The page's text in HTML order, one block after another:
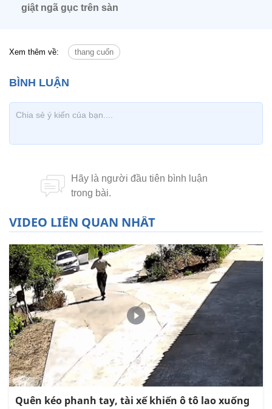
giật ngã gục trên sàn
Xem thêm về: thang cuốn
VIDEO LIÊN QUAN NHẤT
Quên kéo phanh tay, tài xế khiến ô tô lao xuống